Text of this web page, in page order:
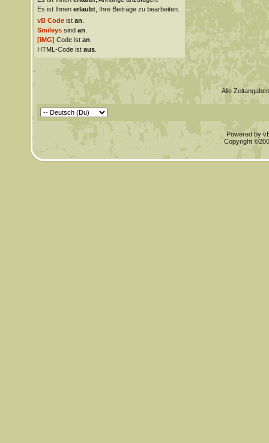
Es ist Ihnen erlaubt, Ihre Beiträge zu bearbeiten.
vB Codeist an
Smileyssind an
[IMG] Code ist an
HTML-Code ist aus.
Alle
Powered by
Copyright